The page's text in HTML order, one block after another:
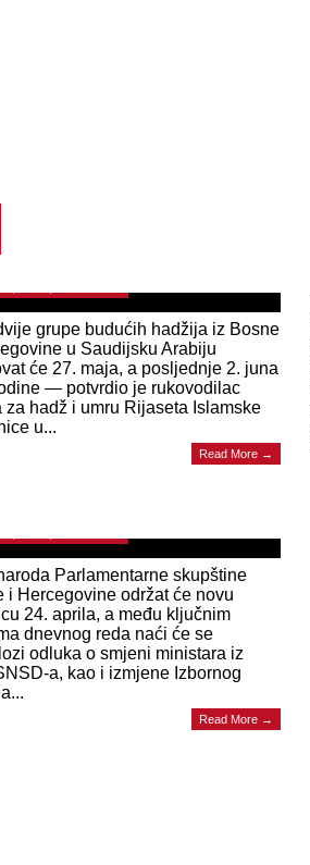
viziranje za hadž: 2.222 hadžije
grupe budućih hadžija iz Bosne
u Saudijsku Arabiju
će 27. maja, a posljednje 2. juna
— potvrdio je rukovodilac
za hadž i umru Rijaseta Islamske
u...
Read More →
Parlamentarne skupštine
i Hercegovine održat će novu
24. aprila, a među ključnim
dnevnog reda naći će se
odluka o smjeni ministara iz
a, kao i izmjene Izbornog
Read More →